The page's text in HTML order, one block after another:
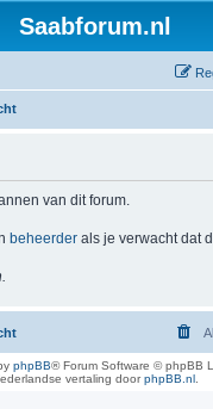
Saabforum.nl
van dit forum.
beheerder als je verwacht dat
phpBB® Forum Software © phpBB
vertaling doorphpBB.nl